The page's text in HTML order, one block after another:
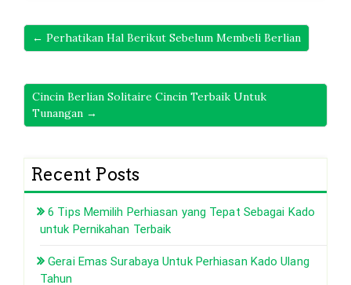
← Perhatikan Hal Berikut Sebelum Membeli Berlian
Cincin Berlian Solitaire Cincin Terbaik Untuk
Tunangan →
Recent Posts
6 Tips Memilih Perhiasan yang Tepat Sebagai Kado
untuk Pernikahan Terbaik
Gerai Emas Surabaya Untuk Perhiasan Kado Ulang
Tahun